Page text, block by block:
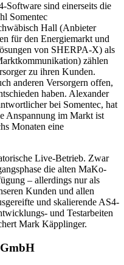
Software sind einerseits die
Somentec
Hall (Anbieter
für den Energiemarkt und
von SHERPA-X) als
zählen
zu ihren Kunden.
anderen Versorgern offen,
haben. Alexander
bei Somentec, hat
Anspannung im Markt ist
Monaten eine
Live-Betrieb. Zwar
die alten MaKo-
– allerdings nur als
Kunden und allen
und skalierende AS4-
und Testarbeiten
Mark Käpplinger.